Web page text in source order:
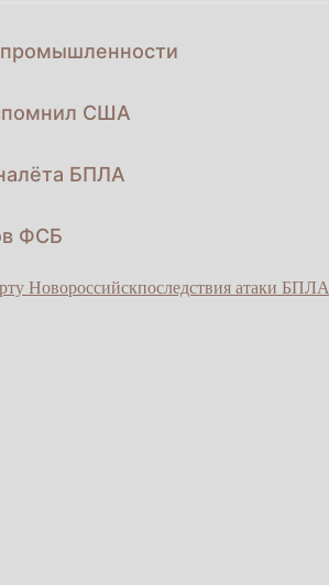
США
БПЛА
ФСБ
Новороссийскпоследствия атаки БПЛА